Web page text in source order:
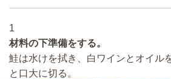
1
材料の下準備をする。
鮭は水けを拭き、白ワインとオイル
と口大に切る。